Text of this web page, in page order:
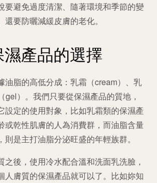
要避免過度清潔、隨著環境和季節的變
要防曬減緩皮膚的老化。
產品的選擇
油脂的高低分成：乳霜（cream）、乳
gel）。我們只要從保濕產品的質地，
設定的使用對象，比如乳霜類的保濕產
或乾性肌膚的人為消費群，而油脂含量
則是主打油脂分泌旺盛的年輕族群。
之後，使用冷水配合溫和洗面乳洗臉，
人膚質的保濕產品就可以了。比如妳知